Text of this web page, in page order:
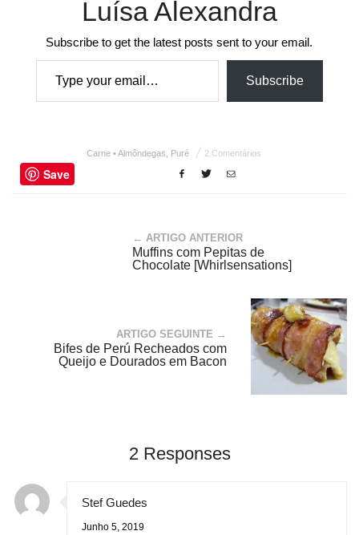
Luísa Alexandra
Subscribe to get the latest posts sent to your email.
Type your email…
Subscribe
Carne • Almôndegas Puré 2 Comentários
Save
← ARTIGO ANTERIOR
Muffins com Pepitas de
Chocolate [Whirlsensations]
ARTIGO SEGUINTE →
Bifes de Perú Recheados com
Queijo e Dourados em Bacon
2 Responses
Stef Guedes
Junho 5, 2019